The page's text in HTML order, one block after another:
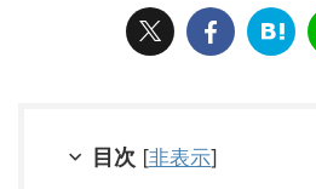
目次 [非表示]